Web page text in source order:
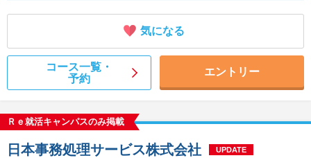
気になる
コース一覧・
予約
エントリー
Ｒｅ就活キャンパスのみ掲載
日本事務処理サービス株式会社 UPDATE